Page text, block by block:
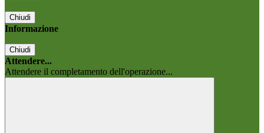
Chiudi
Informazione
Chiudi
Attendere...
Attendere il completamento dell'operazione...